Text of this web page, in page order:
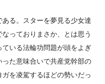
る。スターを夢見る少女達
っておりまさか、とは思う
いる法輪功問題が頭をよぎ
た意味合いで共産党幹部の
を凌駕するほどの勢いだっ